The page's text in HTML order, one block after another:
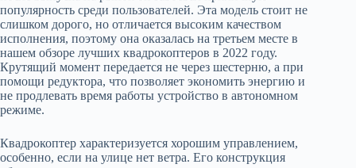
популярность среди пользователей. Эта модель стоит не
слишком дорого, но отличается высоким качеством
исполнения, поэтому она оказалась на третьем месте в
нашем обзоре лучших квадрокоптеров в 2022 году.
Крутящий момент передается не через шестерню, а при
помощи редуктора, что позволяет экономить энергию и
не продлевать время работы устройство в автономном
режиме.
Квадрокоптер характеризуется хорошим управлением,
особенно, если на улице нет ветра. Его конструкция